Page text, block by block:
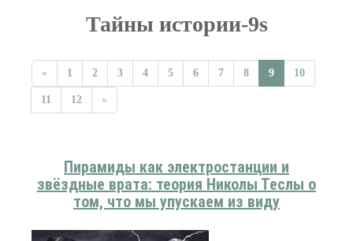
Тайны истории-9s
« 1 2 3 4 5 6 7 8 9 10
11 12 »
Пирамиды как электростанции и
звёздные врата: теория Николы Теслы о
том, что мы упускаем из виду